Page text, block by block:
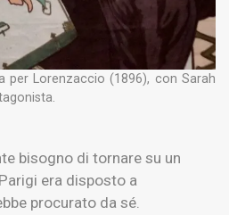
per Lorenzaccio (1896), con Sarah
bisogno di tornare su un
era disposto a
procurato da sé.